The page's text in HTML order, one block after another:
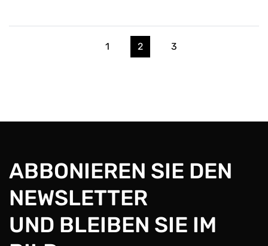
1 2 3
ABBONIEREN SIE DEN
NEWSLETTER
UND BLEIBEN SIE IM